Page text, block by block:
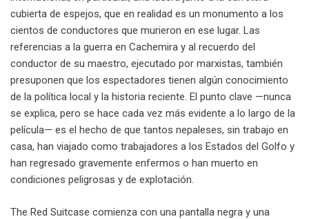
cubierta de espejos, que en realidad es un monumento a los
cientos de conductores que murieron en ese lugar. Las
referencias a la guerra en Cachemira y al recuerdo del
conductor de su maestro, ejecutado por marxistas, también
presuponen que los espectadores tienen algún conocimiento
de la política local y la historia reciente. El punto clave —nunca
se explica, pero se hace cada vez más evidente a lo largo de la
película— es el hecho de que tantos nepaleses, sin trabajo en
casa, han viajado como trabajadores a los Estados del Golfo y
han regresado gravemente enfermos o han muerto en
condiciones peligrosas y de explotación.
The Red Suitcase comienza con una pantalla negra y una